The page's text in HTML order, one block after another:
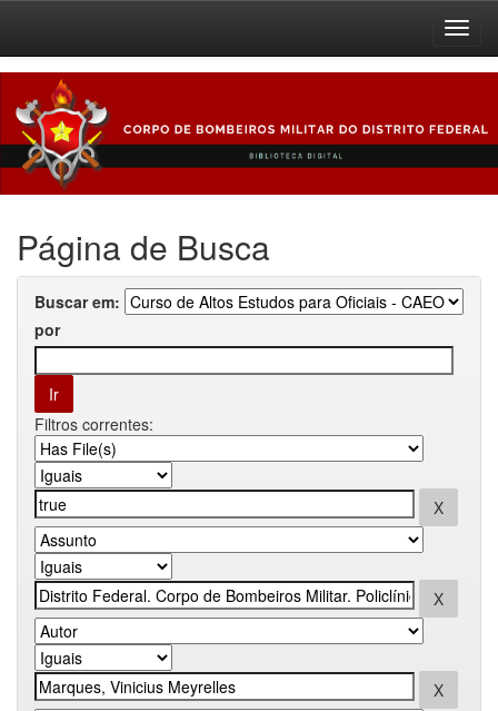
navigation
Página de Busca
Buscar em:
por
Filtros correntes: